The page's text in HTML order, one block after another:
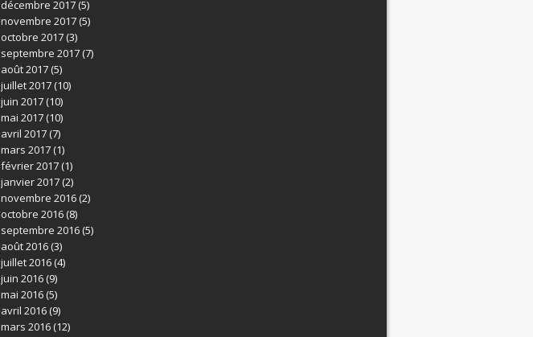
décembre 2017(5)
novembre 2017(5)
octobre 2017(3)
septembre 2017(7)
août 2017(5)
juillet 2017(10)
juin 2017(10)
mai 2017(10)
avril 2017(7)
mars 2017(1)
février 2017(1)
janvier 2017(2)
novembre 2016(2)
octobre 2016(8)
septembre 2016(5)
août 2016(3)
juillet 2016(4)
juin 2016(9)
mai 2016(5)
avril 2016(9)
mars 2016(12)